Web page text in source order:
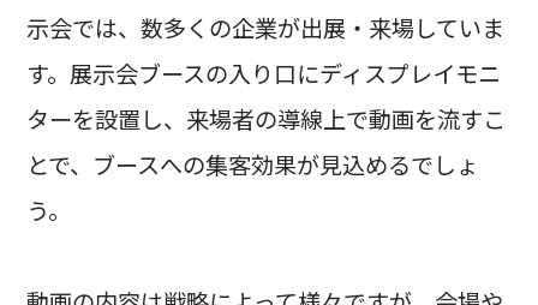
示会では、数多くの企業が出展・来場していま
す。展示会ブースの入り口にディスプレイモニ
ターを設置し、来場者の導線上で動画を流すこ
とで、ブースへの集客効果が見込めるでしょ
う。